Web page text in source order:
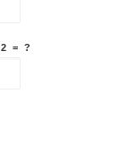
= ?